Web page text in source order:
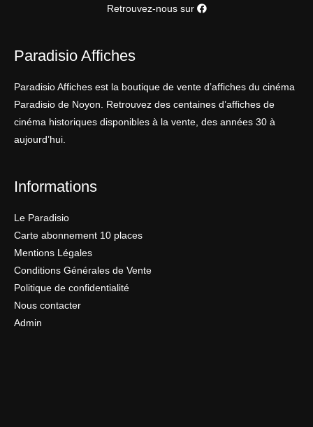
Retrouvez-nous sur
Paradisio Affiches
Paradisio Affiches est la boutique de vente d’affiches du cinéma
Paradisio de Noyon. Retrouvez des centaines d’affiches de
cinéma historiques disponibles à la vente, des années 30 à
aujourd’hui.
Informations
Le Paradisio
Carte abonnement 10 places
Mentions Légales
Conditions Générales de Vente
Politique de confidentialité
Nous contacter
Admin